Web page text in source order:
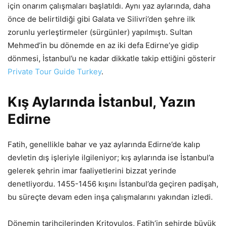
için onarım çalışmaları başlatıldı. Aynı yaz aylarında, daha
önce de belirtildiği gibi Galata ve Silivri’den şehre ilk
zorunlu yerleştirmeler (sürgünler) yapılmıştı. Sultan
Mehmed’in bu dönemde en az iki defa Edirne’ye gidip
dönmesi, İstanbul’u ne kadar dikkatle takip ettiğini gösterir
Private Tour Guide Turkey.
Kış Aylarında İstanbul, Yazın
Edirne
Fatih, genellikle bahar ve yaz aylarında Edirne’de kalıp
devletin dış işleriyle ilgileniyor; kış aylarında ise İstanbul’a
gelerek şehrin imar faaliyetlerini bizzat yerinde
denetliyordu. 1455-1456 kışını İstanbul’da geçiren padişah,
bu süreçte devam eden inşa çalışmalarını yakından izledi.
Dönemin tarihçilerinden Kritovulos, Fatih’in şehirde büyük